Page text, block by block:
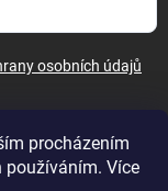
procházením
používáním. Více
osobních údajů